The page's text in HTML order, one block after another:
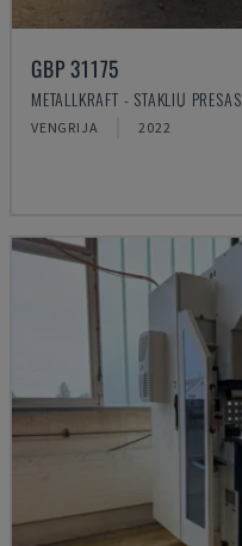
GBP 31175
METALLKRAFT - STAKLIŲ PRESAS
VENGRIJA 2022